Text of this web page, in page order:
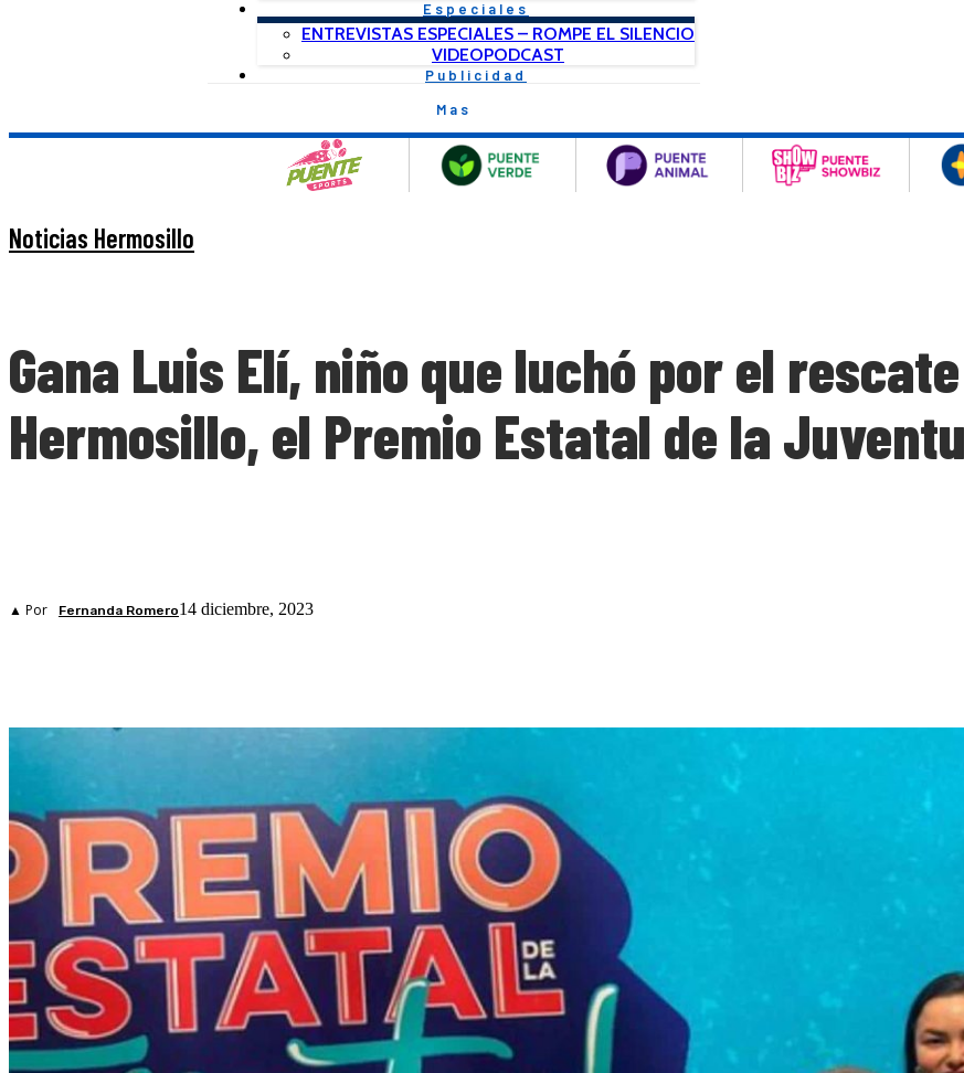
Especiales
ENTREVISTAS ESPECIALES – ROMPE EL SILENCIO
VIDEOPODCAST
Publicidad
Mas
Noticias Hermosillo
Gana Luis Elí, niño que luchó por el
Hermosillo, el Premio Estatal de la
▲ Por Fernanda Romero14 diciembre, 2023